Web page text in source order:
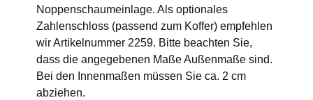
Noppenschaumeinlage. Als optionales
Zahlenschloss (passend zum Koffer) empfehlen
wir Artikelnummer 2259. Bitte beachten Sie,
dass die angegebenen Maße Außenmaße sind.
Bei den Innenmaßen müssen Sie ca. 2 cm
abziehen.